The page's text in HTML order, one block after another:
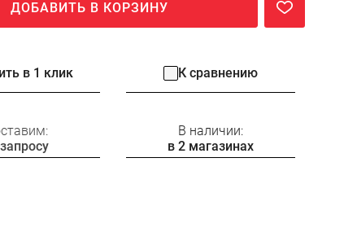
ДОБАВИТЬ В КОРЗИНУ
в 1 клик К сравнению
В наличии:
в 2 магазинах